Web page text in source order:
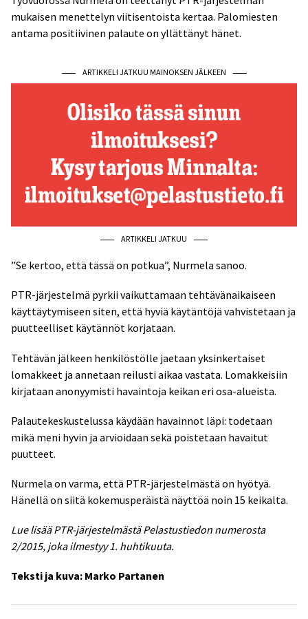
mukaisen menettelyn viitisentoista kertaa. Palomiesten
antama positiivinen palaute on yllättänyt hänet.
ARTIKKELI JATKUU MAINOKSEN JÄLKEEN
ARTIKKELI JATKUU
”Se kertoo, että tässä on potkua”, Nurmela sanoo.
PTR-järjestelmä pyrkii vaikuttamaan tehtävänaikaiseen
käyttäytymiseen siten, että hyviä käytäntöjä vahvistetaan ja
puutteelliset käytännöt korjataan.
Tehtävän jälkeen henkilöstölle jaetaan yksinkertaiset
lomakkeet ja annetaan reilusti aikaa vastata. Lomakkeisiin
kirjataan anonyymisti havaintoja keikan eri osa-alueista.
Palautekeskustelussa käydään havainnot läpi: todetaan
mikä meni hyvin ja arvioidaan sekä poistetaan havaitut
puutteet.
Nurmela on varma, että PTR-järjestelmästä on hyötyä.
Hänellä on siitä kokemusperäistä näyttöä noin 15 keikalta.
Lue lisää PTR-järjestelmästä Pelastustiedon numerosta
2/2015, joka ilmestyy 1. huhtikuuta.
Teksti ja kuva: Marko Partanen